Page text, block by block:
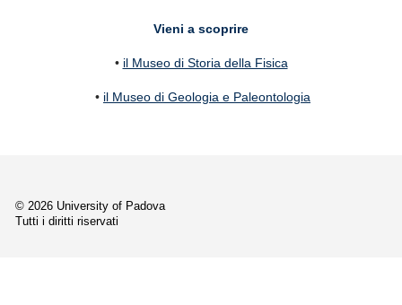
Vieni a scoprire
• il Museo di Storia della Fisica
• il Museo di Geologia e Paleontologia
© 2026 University of Padova
Tutti i diritti riservati